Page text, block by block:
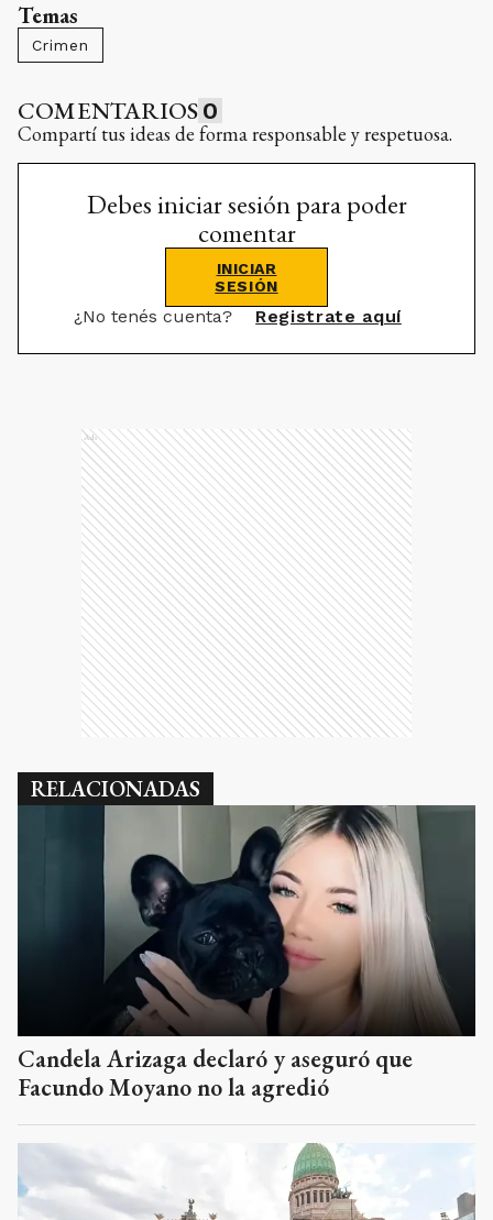
Temas
Crimen
COMENTARIOS 0
Compartí tus ideas de forma responsable y respetuosa.
Debes iniciar sesión para poder
comentar
INICIAR
SESIÓN
¿No tenés cuenta? Registrate aquí
Ads
RELACIONADAS
Candela Arizaga declaró y aseguró que
Facundo Moyano no la agredió